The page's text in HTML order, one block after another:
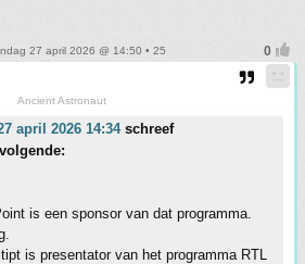
27 april 2026 @ 14:50 • 25
Ancient Astronaut
april 2026 14:34schreef
is een sponsor van dat programma.
is presentator van het programma RTL